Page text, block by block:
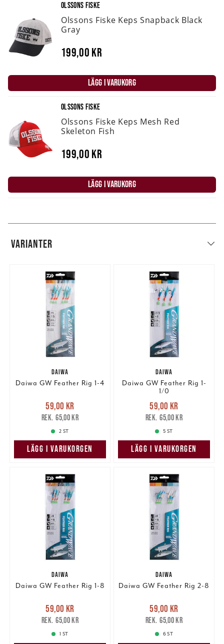
OLSSONS FISKE
Olssons Fiske Keps Snapback Black
Gray
199,00 kr
LÄGG I VARUKORG
OLSSONS FISKE
Olssons Fiske Keps Mesh Red
Skeleton Fish
199,00 kr
LÄGG I VARUKORG
VARIANTER
DAIWA
Daiwa GW Feather Rig 1-4
Nuvarande pris
59,00 krTidigare pris
65,00 kr
59,00 kr
65,00 kr
2 ST
LÄGG I VARUKORGEN
DAIWA
Daiwa GW Feather Rig 1-
1/0
Nuvarande pris
59,00 krTidigare pris
65,00 kr
59,00 kr
65,00 kr
5 ST
LÄGG I VARUKORGEN
DAIWA
Daiwa GW Feather Rig 1-8
Nuvarande pris
59,00 krTidigare pris
65,00 kr
59,00 kr
65,00 kr
1 ST
DAIWA
Daiwa GW Feather Rig 2-8
Nuvarande pris
59,00 krTidigare pris
65,00 kr
59,00 kr
65,00 kr
6 ST